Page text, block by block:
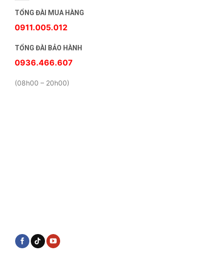
TỔNG ĐÀI MUA HÀNG
0911.005.012
TỔNG ĐÀI BẢO HÀNH
0936.466.607
(08h00 – 20h00)